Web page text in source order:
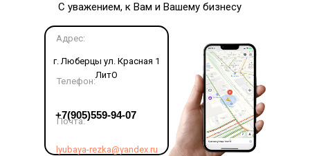
С уважением, к Вам и Вашему бизнесу
Адрес:
г. Люберцы ул. Красная 1
ЛитО
Телефон:
+7(905)559-94-07
Почта:
lyubaya-rezka@yandex.ru